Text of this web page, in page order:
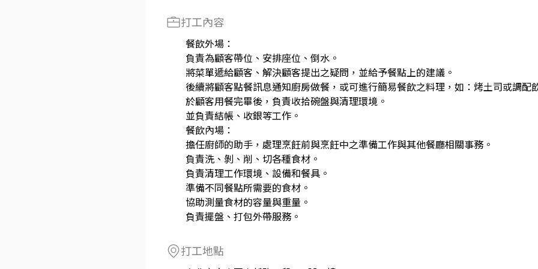
打工內容
餐飲外場：
負責為顧客帶位、安排座位、倒水。
將菜單遞給顧客、解決顧客提出之疑問，並給予餐點上的建議。
後續將顧客點餐訊息通知廚房做餐，或可進行簡易餐飲之料理，如：烤土司或調配
於顧客用餐完畢後，負責收拾碗盤與清理環境。
並負責結帳、收銀等工作。
餐飲內場：
擔任廚師的助手，處理烹飪前與烹飪中之準備工作與其他餐廳相關事務。
負責洗、剝、削、切各種食材。
負責清理工作環境、設備和餐具。
準備不同餐點所需要的食材。
協助測量食材的容量與重量。
負責擺盤、打包外帶服務。
打工地點